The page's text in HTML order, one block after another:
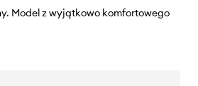
Model z wyjątkowo komfortowego